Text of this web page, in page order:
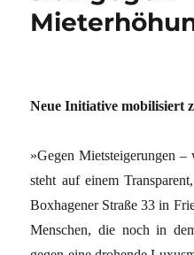
Neue Initiative mobilisiert
»Gegen Mietsteigerungen
steht auf einem
Boxhagener Straße 33 in
Menschen, die noch in